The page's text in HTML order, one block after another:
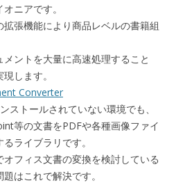
ニアです。
拡張機能により商品レベルの書籍組
メントを大量に高速処理すること
します。
Converter
トールされていない環境でも、
等の文書をPDFや各種画像ファイ
ライブラリです。
フィス文書の変換を検討している
はこれで解決です。